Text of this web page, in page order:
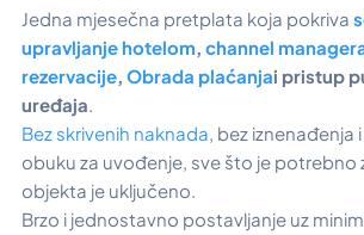
Jedna mjesečna pretplata koja pokriva
upravljanje hotelom, channel
rezervacije, Obrada plaćanjai pristup
uređaja.
Bez skrivenih naknada, bez iznenađenja
obuku za uvođenje, sve što je potrebno
objekta je uključeno.
Brzo i jednostavno postavljanje uz